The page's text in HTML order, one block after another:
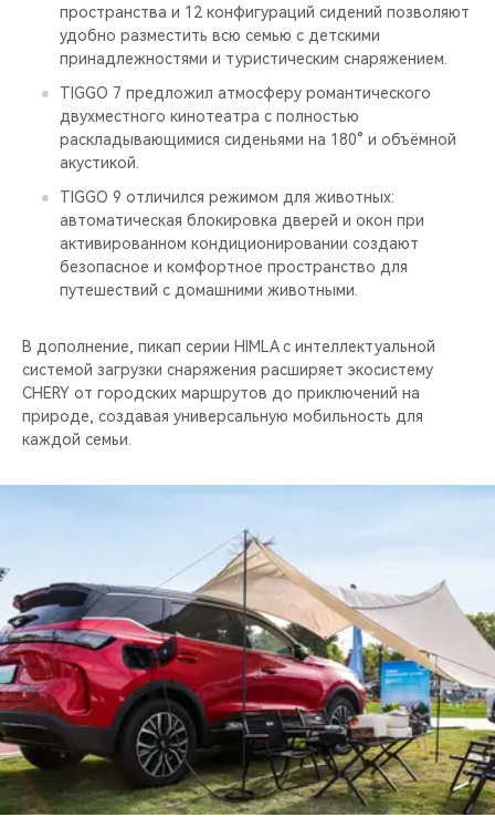
пространства и 12 конфигураций сидений позволяют
удобно разместить всю семью с детскими
принадлежностями и туристическим снаряжением.
TIGGO 7 предложил атмосферу романтического
двухместного кинотеатра с полностью
раскладывающимися сиденьями на 180° и объёмной
акустикой.
TIGGO 9 отличился режимом для животных:
автоматическая блокировка дверей и окон при
активированном кондиционировании создают
безопасное и комфортное пространство для
путешествий с домашними животными.
В дополнение, пикап серии HIMLA с интеллектуальной
системой загрузки снаряжения расширяет экосистему
CHERY от городских маршрутов до приключений на
природе, создавая универсальную мобильность для
каждой семьи.